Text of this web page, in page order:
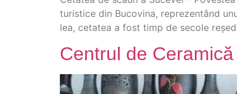
turistice din Bucovina, reprezentând
lea, cetatea a fost timp de secole
Centrul de